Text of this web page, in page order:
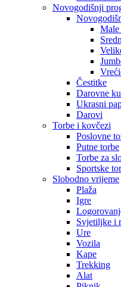
Novogodišnji
Male
Čestitke
Darovne
Ukrasni
Darovi
Torbe i kovčezi
Poslovne
Putne torbe
Torbe za
Sportske
Slobodno vrijeme
Plaža
Igre
Svjetiljke i
Ure
Vozila
Kape
Trekking
Alat